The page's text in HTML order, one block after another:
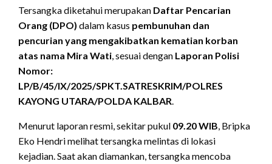
Tersangka diketahui merupakan Daftar Pencarian
Orang (DPO) dalam kasus pembunuhan dan
pencurian yang mengakibatkan kematian korban
atas nama Mira Wati , sesuai dengan Laporan Polisi
Nomor:
LP/B/45/IX/2025/SPKT.SATRESKRIM/POLRES
KAYONG UTARA/POLDA KALBAR
Menurut laporan resmi, sekitar pukul 09.20 WIB , Bripka
Eko Hendri melihat tersangka melintas di lokasi
kejadian. Saat akan diamankan, tersangka mencoba